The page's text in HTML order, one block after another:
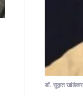
डॉ. सुकृत खांडेकर